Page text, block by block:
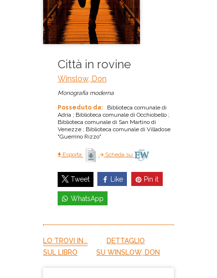
Città in rovine
Winslow, Don
Monografia moderna
Posseduto da:
Biblioteca comunale di
Adria ; Biblioteca comunale di Occhiobello ;
Biblioteca comunale di San Martino di
Venezze ; Biblioteca comunale di Villadose
"Guerrino Rizzo"
Esporta Scheda su
Tweet Like Pin it
WhatsApp
LO TROVI IN...
DETTAGLIO
SUL LIBRO
SU WINSLOW, DON